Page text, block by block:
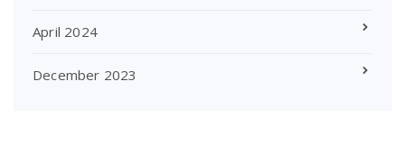
April 2024
December 2023